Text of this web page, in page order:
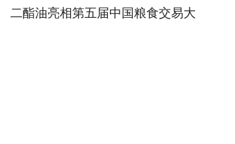
二酯油亮相第五届中国粮食交易大